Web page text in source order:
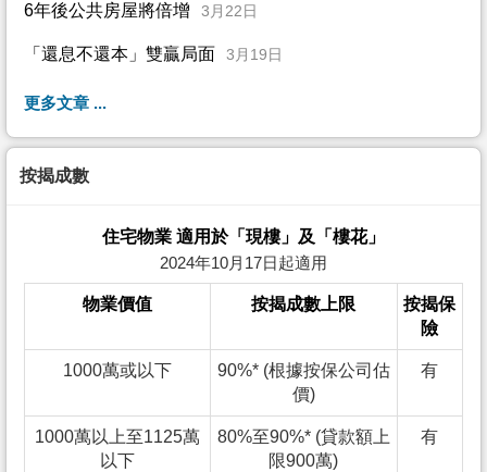
6年後公共房屋將倍增 3月22日
「還息不還本」雙贏局面 3月19日
更多文章 ...
按揭成數
住宅物業 適用於「現樓」及「樓花」
2024年10月17日起適用
物業價值 按揭成數上限
按揭保
險
1000萬或以下
90%* (根據按保公司估
價)
有
1000萬以上至1125萬
以下
80%至90%* (貸款額上
限900萬)
有